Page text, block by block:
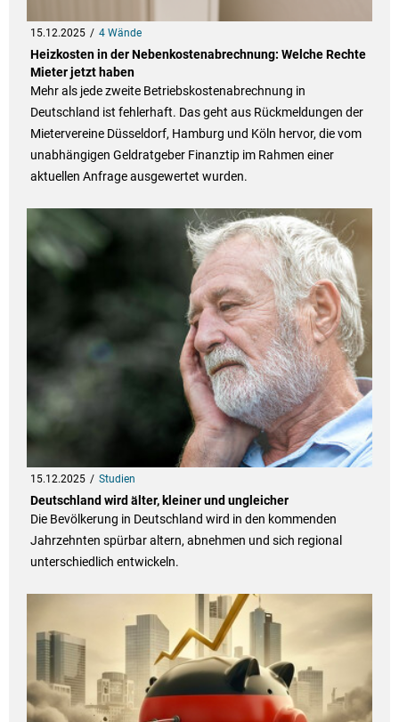
15.12.2025 4 Wände
Heizkosten in der Nebenkostenabrechnung: Welche Rechte
Mieter jetzt haben
Mehr als jede zweite Betriebskostenabrechnung in
Deutschland ist fehlerhaft. Das geht aus Rückmeldungen der
Mietervereine Düsseldorf, Hamburg und Köln hervor, die vom
unabhängigen Geldratgeber Finanztip im Rahmen einer
aktuellen Anfrage ausgewertet wurden.
15.12.2025 Studien
Deutschland wird älter, kleiner und ungleicher
Die Bevölkerung in Deutschland wird in den kommenden
Jahrzehnten spürbar altern, abnehmen und sich regional
unterschiedlich entwickeln.